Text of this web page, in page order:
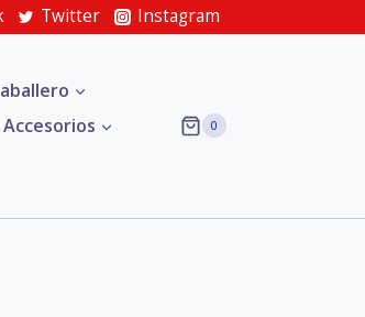
Twitter Instagram
Accesorios
0